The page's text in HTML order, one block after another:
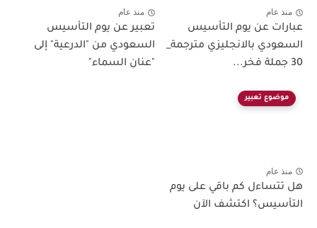
منذ عام
عبارات عن يوم التأسيس
السعودي بالانجليزي مترجمة_
30 جملة فخر...
منذ عام
تعبير عن يوم التأسيس
السعودي من "الدرعية" إلى
"عنان السماء"
موضوع تعبير
منذ عام
هل تتساءل كم باقي على يوم
التأسيس؟ اكتشف الآن